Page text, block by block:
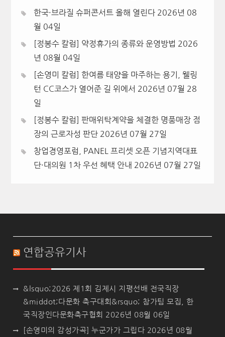
한국·브라질 슈퍼콘서트 올해 열린다 2026년 08
월 04일
[정봉수 칼럼] 약정휴가의 종류와 운영방법 2026
년 08월 04일
[손영미 칼럼] 한여름 태양을 마주하는 용기, 웰링
턴 CC코스가 열어준 길 위에서 2026년 07월 28
일
[정봉수 칼럼] 판매위탁계약을 체결한 명품매장 점
장의 근로자성 판단 2026년 07월 27일
창업경영포럼, PANEL 프리셋 오픈 기념지역대표
단·대의원 1차 우선 혜택 안내 2026년 07월 27일
연합공유기사
&lsquo;2026 제1회 김제시 지평선배 전국직장
&middot;다문화 축구대회&rsquo; 참가팀 모집, 한
국직장인다문화축구협회 2026년 08월 06일
[손영미의 감성가곡] 누군가가 그립다 2026년 08월